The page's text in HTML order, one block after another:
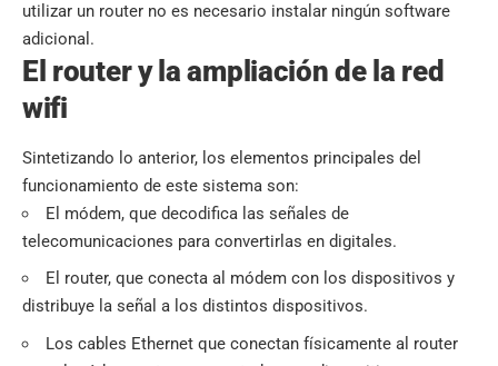
utilizar un router no es necesario instalar ningún software
adicional.
El router y la ampliación de la red
wifi
Sintetizando lo anterior, los elementos principales del
funcionamiento de este sistema son:
El módem, que decodifica las señales de
telecomunicaciones para convertirlas en digitales.
El router, que conecta al módem con los dispositivos y
distribuye la señal a los distintos dispositivos.
Los cables Ethernet que conectan físicamente al router